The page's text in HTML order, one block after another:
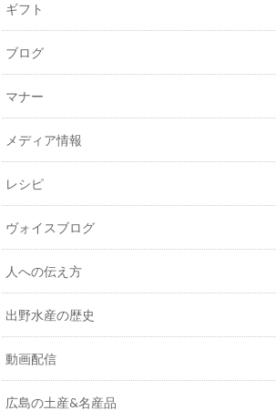
ギフト
ブログ
マナー
メディア情報
レシピ
ヴォイスブログ
人への伝え方
出野水産の歴史
動画配信
広島の土産&名産品